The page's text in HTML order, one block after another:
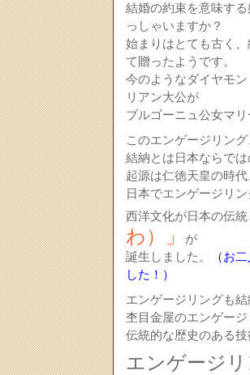
結婚の約束を意味す
っしゃいますか？
始まりはとても古く
て贈ったようです。
今のようなダイヤモ
リアン大公が
ブルゴーニュ公女マ
このエンゲージリン
結納とは日本ならで
起源は仁徳天皇の時
日本でエンゲージリ
西洋文化が日本の伝
わ）」
が
誕生しました。
（お
した！）
エンゲージリングも
杢目金屋のエンゲージ
伝統的な歴史のある
エンゲージ